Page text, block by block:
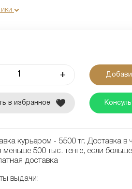
+
в избранное
курьером - 5500 тг. Доставка в
меньше 500 тыс. тенге, если
доставка
выдачи: